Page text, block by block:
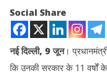
Social Share
नई दिल्ली, 9 जून।
कि उनकी सरकार के 11 वर्षों